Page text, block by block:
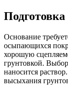
Основание
осыпающихся
хорошую
грунтовкой.
наносится
высыхания